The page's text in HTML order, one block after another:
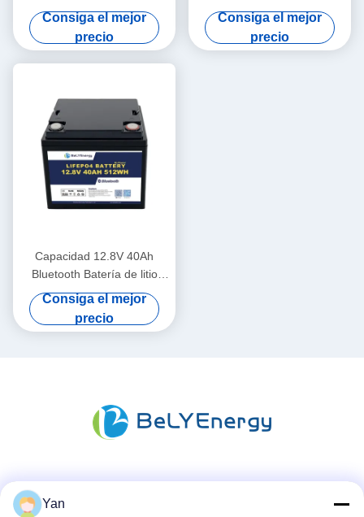
batería de litio 12V100Ah
Batería solar de litio
Consiga el mejor
precio
Protección contra la tensión
14.6V
Consiga el mejor
precio
Capacidad 12.8V 40Ah
Bluetooth Batería de litio
IP65 Protección de la
carcasa 512Wh Energía
Consiga el mejor
precio
Yan